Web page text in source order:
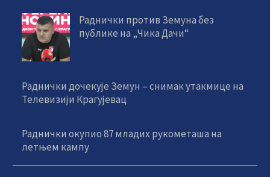
Раднички против Земуна без
публике на „Чика Дачи“
Раднички дочекује Земун – снимак утакмице на
Телевизији Крагујевац
Раднички окупио 87 младих рукометаша на
летњем кампу